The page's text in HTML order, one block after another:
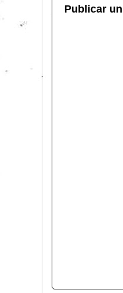
Publicar